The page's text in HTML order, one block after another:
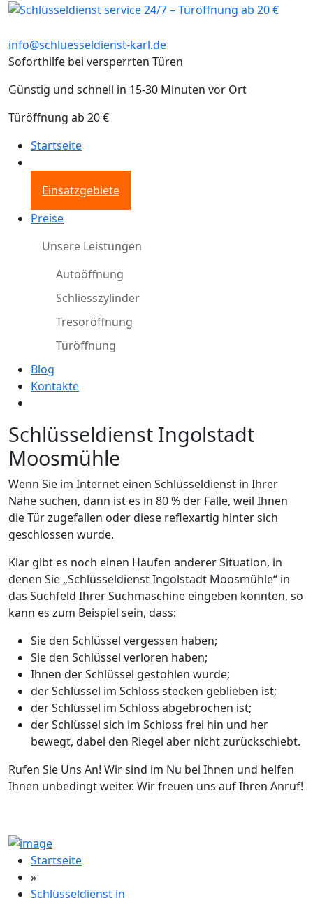
info@schluesseldienst-karl.de
Soforthilfe bei versperrten Türen
Günstig und schnell in 15-30 Minuten vor Ort
Türöffnung ab 20 €
Startseite
Einsatzgebiete
Preise
Unsere Leistungen
Autoöffnung
Schliesszylinder
Tresoröffnung
Türöffnung
Blog
Kontakte
Schlüsseldienst Ingolstadt
Moosmühle
Wenn Sie im Internet einen Schlüsseldienst in Ihrer
Nähe suchen, dann ist es in 80 % der Fälle, weil Ihnen
die Tür zugefallen oder diese reflexartig hinter sich
geschlossen wurde.
Klar gibt es noch einen Haufen anderer Situation, in
denen Sie „Schlüsseldienst Ingolstadt Moosmühle“ in
das Suchfeld Ihrer Suchmaschine eingeben könnten, so
kann es zum Beispiel sein, dass:
Sie den Schlüssel vergessen haben;
Sie den Schlüssel verloren haben;
Ihnen der Schlüssel gestohlen wurde;
der Schlüssel im Schloss stecken geblieben ist;
der Schlüssel im Schloss abgebrochen ist;
der Schlüssel sich im Schloss frei hin und her
bewegt, dabei den Riegel aber nicht zurückschiebt.
Rufen Sie Uns An! Wir sind im Nu bei Ihnen und helfen
Ihnen unbedingt weiter. Wir freuen uns auf Ihren Anruf!
Startseite
»
Schlüsseldienst in